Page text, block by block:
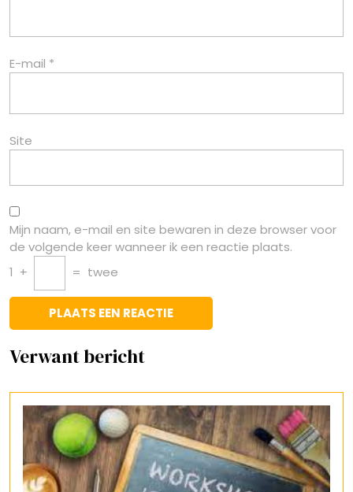
E-mail *
Site
Mijn naam, e-mail en site bewaren in deze browser voor
de volgende keer wanneer ik een reactie plaats.
1 + = twee
Verwant bericht